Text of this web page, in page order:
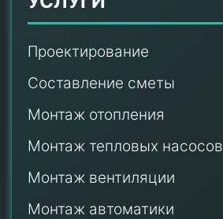
Проектирование
Составление сметы
Монтаж отопления
Монтаж тепловых насосов
Монтаж вентиляции
Монтаж автоматики